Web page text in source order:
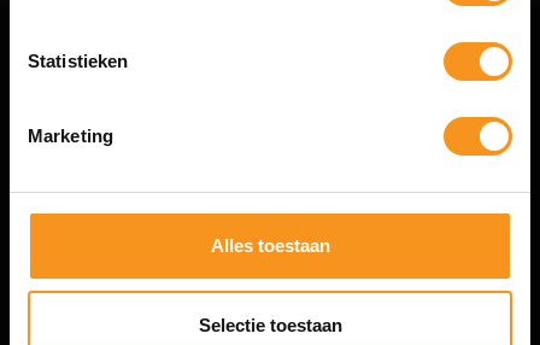
Statistieken
Marketing
Alles toestaan
Selectie toestaan
KLANTENSERVICE
Privacy Statement & Cookie beleid
Kortingscode is geldig tot en met zondag 9 augustus 2026.
Kortingscode is niet te combineren met andere kortingscodes.